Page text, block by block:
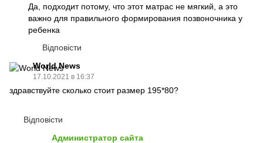
Да, подходит потому, что этот матрас не мягкий, а это
важно для правильного формирования позвоночника у
ребенка
Відповісти
World News
17.10.2021 в 16:37
здравствуйте сколько стоит размер 195*80?
Відповісти
Администратор сайта